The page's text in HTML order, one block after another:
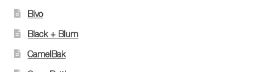
Bivo
Black + Blum
CamelBak